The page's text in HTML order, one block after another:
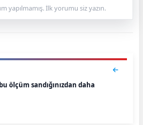
yapılmamış. İlk yorumu siz yazın.
ölçüm sandığınızdan daha